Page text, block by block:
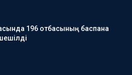
196 отбасының баспана